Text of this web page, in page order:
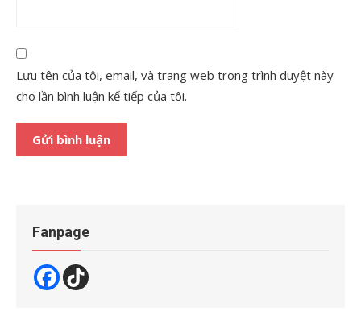
Lưu tên của tôi, email, và trang web trong trình duyệt này
cho lần bình luận kế tiếp của tôi.
Fanpage